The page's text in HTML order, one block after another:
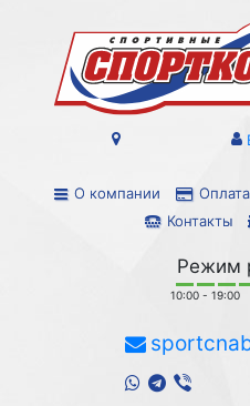
О компании Оплата
Контакты
Режим
10:00 - 19:00